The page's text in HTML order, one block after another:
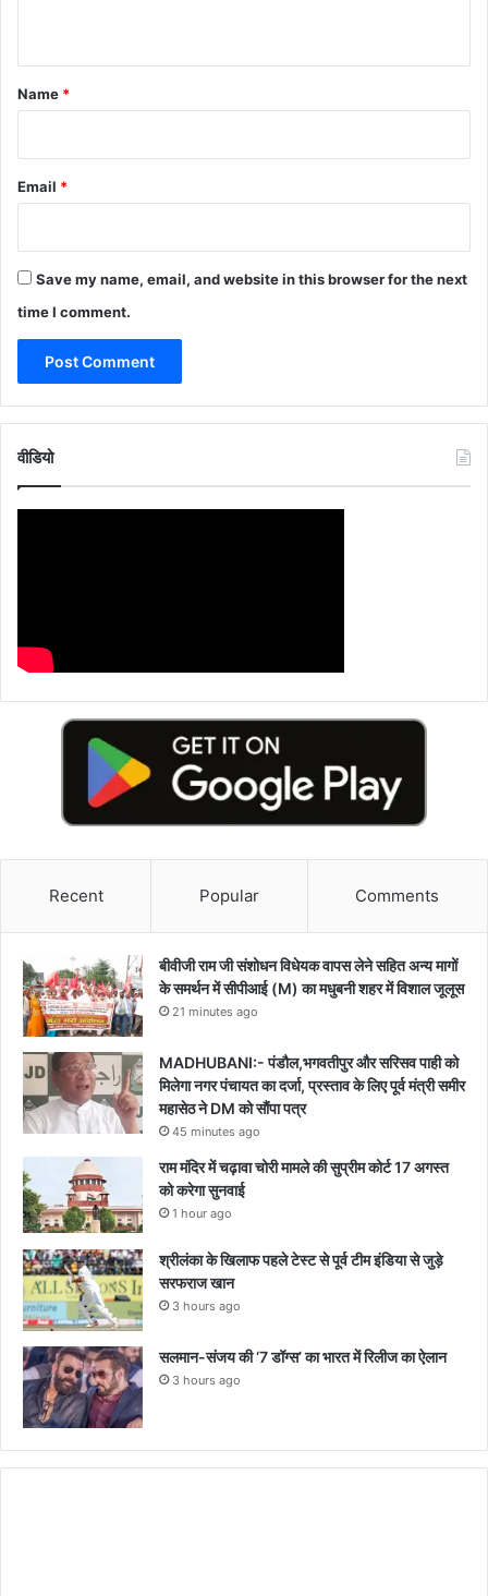
*
Name *
Email *
Save my name, email, and website in this browser for the next
time I comment.
वीडियो
Recent Popular Comments
बीवीजी राम जी संशोधन विधेयक वापस लेने सहित अन्य मागों
के समर्थन में सीपीआई (M) का मधुबनी शहर में विशाल जूलूस
21 minutes ago
MADHUBANI:- पंडौल,भगवतीपुर और सरिसव पाही को
मिलेगा नगर पंचायत का दर्जा, प्रस्ताव के लिए पूर्व मंत्री समीर
महासेठ ने DM को सौंपा पत्र
45 minutes ago
राम मंदिर में चढ़ावा चोरी मामले की सुप्रीम कोर्ट 17 अगस्त
को करेगा सुनवाई
1 hour ago
श्रीलंका के खिलाफ पहले टेस्ट से पूर्व टीम इंडिया से जुड़े
सरफराज खान
3 hours ago
सलमान-संजय की ‘7 डॉग्स’ का भारत में रिलीज का ऐलान
3 hours ago